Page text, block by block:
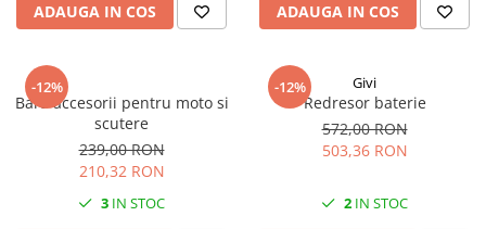
ADAUGA IN COS ADAUGA IN COS
-12%
Bara accesorii pentru moto si
scutere
239,00 RON
210,32 RON
3 IN STOC
-12% Givi
Redresor baterie
572,00 RON
503,36 RON
2 IN STOC